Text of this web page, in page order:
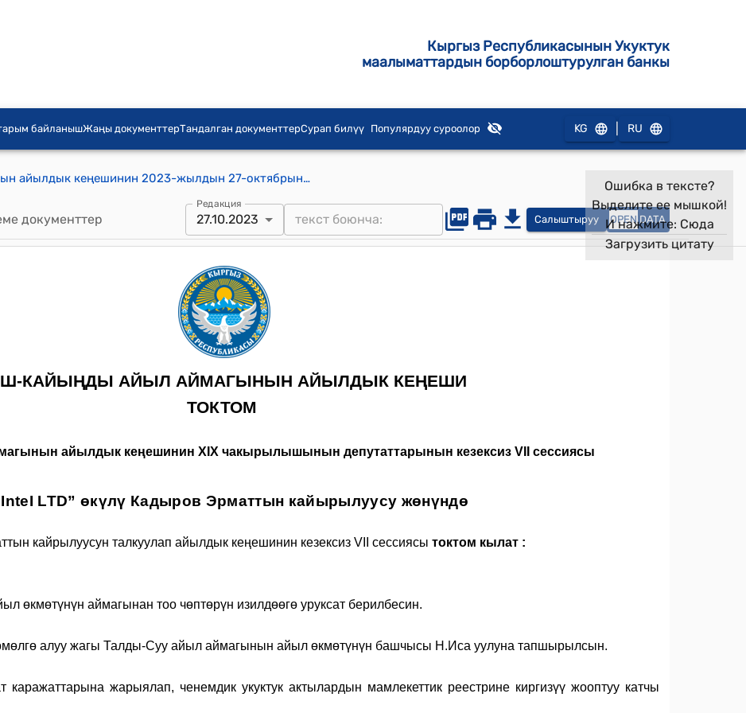
Кыргыз Республикасынын Укуктук
маалыматтардын борборлоштурулган банкы
байланышЖаңы документтерТандалган документтерСурап билүү Популярдуу суроолор KG RU
Баш-Кайыңды айыл аймагынын айылдык кеңешинин 2023-жылдын 27-октябрындагы № 7/6 "ЖЧК "InteI LTD" өкүлү Кадыров Эрматтын кайырылуусу жөнүндө" токтому
документтер
Редакция
27.10.2023 Салыштыруу OPEN DATA
Ошибка в тексте?
Выделите ее мышкой!
И нажмите: Сюда
Загрузить цитату